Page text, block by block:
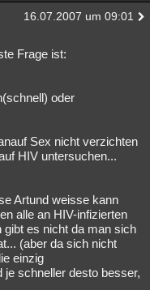
16.07.2007 um 09:01
Frage ist:
oder
Sex nicht verzichten
HIV untersuchen...
Artund weisse kann
alle an HIV-infizierten
gibt es nicht da man sich
(aber da sich nicht
einzig
schneller desto besser,